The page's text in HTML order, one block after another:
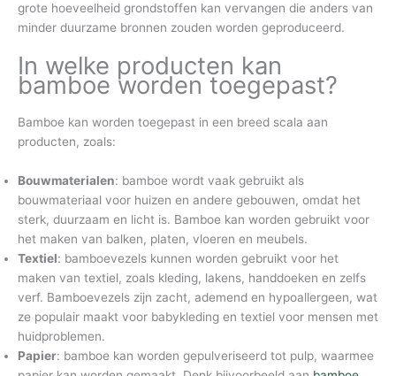
grote hoeveelheid grondstoffen kan vervangen die anders van
minder duurzame bronnen zouden worden geproduceerd.
In welke producten kan
bamboe worden toegepast?
Bamboe kan worden toegepast in een breed scala aan
producten, zoals:
Bouwmaterialen: bamboe wordt vaak gebruikt als
bouwmateriaal voor huizen en andere gebouwen, omdat het
sterk, duurzaam en licht is. Bamboe kan worden gebruikt voor
het maken van balken, platen, vloeren en meubels.
Textiel: bamboevezels kunnen worden gebruikt voor het
maken van textiel, zoals kleding, lakens, handdoeken en zelfs
verf. Bamboevezels zijn zacht, ademend en hypoallergeen, wat
ze populair maakt voor babykleding en textiel voor mensen met
huidproblemen.
Papier: bamboe kan worden gepulveriseerd tot pulp, waarmee